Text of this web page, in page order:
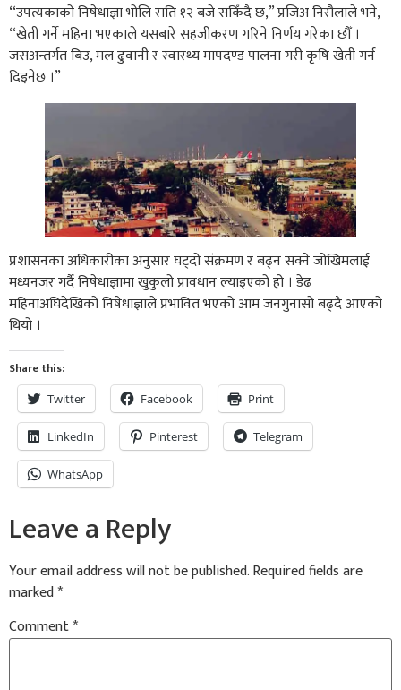
‘‘उपत्यकाको निषेधाज्ञा भोलि राति १२ बजे सकिँदै छ,” प्रजिअ निरौलाले भने,
‘‘खेती गर्ने महिना भएकाले यसबारे सहजीकरण गरिने निर्णय गरेका छौँ ।
जसअन्तर्गत बिउ, मल ढुवानी र स्वास्थ्य मापदण्ड पालना गरी कृषि खेती गर्न
दिइनेछ ।”
प्रशासनका अधिकारीका अनुसार घट्दो संक्रमण र बढ्न सक्ने जोखिमलाई
मध्यनजर गर्दै निषेधाज्ञामा खुकुलो प्रावधान ल्याइएको हो । डेढ
महिनाअघिदेखिको निषेधाज्ञाले प्रभावित भएको आम जनगुनासो बढ्दै आएको
थियो ।
Share this:
Twitter Facebook Print
LinkedIn Pinterest Telegram
WhatsApp
Leave a Reply
Your email address will not be published.Required fields are
marked*
Comment*